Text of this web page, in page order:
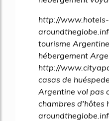
http://www.hotels-
tourisme
hébergement
http://
casas de
Argentine vol pas
chambres